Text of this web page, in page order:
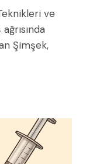
ve
Şimşek,